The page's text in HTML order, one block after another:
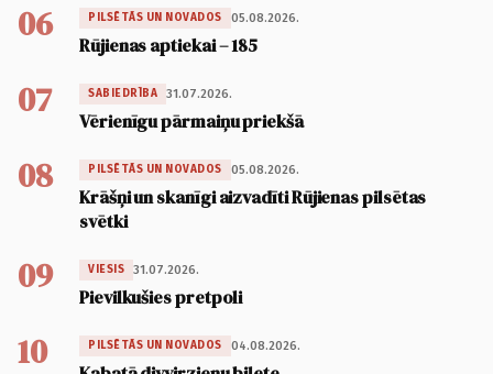
06 PILSĒTĀS UN NOVADOS 05.08.2026.
Rūjienas aptiekai – 185
07 SABIEDRĪBA 31.07.2026.
Vērienīgu pārmaiņu priekšā
08 PILSĒTĀS UN NOVADOS 05.08.2026.
Krāšņi un skanīgi aizvadīti Rūjienas pilsētas
svētki
09 VIESIS 31.07.2026.
Pievilkušies pretpoli
10 PILSĒTĀS UN NOVADOS 04.08.2026.